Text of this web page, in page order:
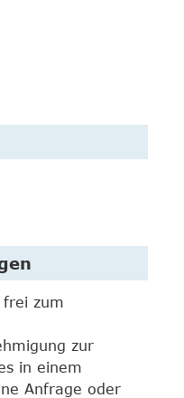
frei zum
zur
in einem
Anfrage oder